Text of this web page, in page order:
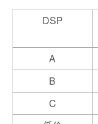
DSP
A
B
C